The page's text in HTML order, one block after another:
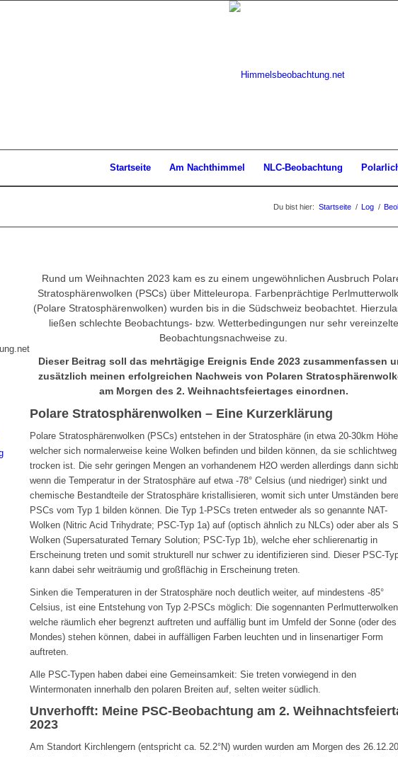
Startseite Am Nachthimmel NLC-Beobachtung
Du bist hier: Startseite / Log /
Rund um Weihnachten 2023 kam es zu einem ungewöhnlichen Ausbruch
Stratosphärenwolken (PSCs) über Mitteleuropa. Farbenprächtige
(Polare Stratosphärenwolken) wurden bis in die Südschweiz beobachtet.
ließen schlechte Beobachtungs- bzw. Wetterbedingungen nur sehr vereinzelte
Beobachtungsnachweise zu.
Dieser Beitrag soll das mehrtägige Ereignis Ende 2023 zusammenfassen
zusätzlich meinen erfolgreichen Nachweis von Polaren
am Morgen des 2. Weihnachtsfeiertages einordnen.
Polare Stratosphärenwolken – Eine Kurzerklärung
Polare Stratosphärenwolken (PSCs) entstehen in der Stratosphäre (in etwa 20-30km
welcher sich normalerweise keine Wolken befinden und bilden können, da sie
trocken ist. Die sehr geringen Mengen an vorhandenem H2O werden allerdings dann
wenn die Temperatur in der Stratosphäre auf etwa -78° Celsius (und niedriger) sinkt und
chemische Bestandteile der Stratosphäre kristallisieren, womit sich unter Umständen
PSCs vom Typ 1 bilden können. Die Typ 1-PSCs treten entweder als so genannte NAT-
Wolken (Nitric Acid Trihydrate; PSC-Typ 1a) auf (optisch ähnlich zu NLCs) oder aber als
Wolken (Supersaturated Ternary Solution; PSC-Typ 1b), welche eher schlierenartig in
Erscheinung treten und somit strukturell nur schwer zu identifizieren sind. Dieser PSC-Typ
kann dabei sehr weiträumig und großflächig in Erscheinung treten.
Sinken die Temperaturen in der Stratosphäre noch deutlich weiter, auf mindestens -85°
Celsius, ist eine Entstehung von Typ 2-PSCs möglich: Die sogennanten Perlmutterwolken,
welche räumlich eher begrenzt auftreten und auffällig bunt im Umfeld der Sonne (oder des
Mondes) stehen können, dabei in auffälligen Farben leuchten und in linsenartiger Form
auftreten.
Alle PSC-Typen haben dabei eine Gemeinsamkeit: Sie treten vorwiegend in den
Wintermonaten innerhalb den polaren Breiten auf, selten weiter südlich.
Unverhofft: Meine PSC-Beobachtung am 2.
2023
Am Standort Kirchlengern (entspricht ca. 52.2°N) wurden wurden am Morgen des